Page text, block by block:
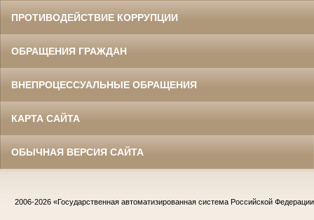
ПРОТИВОДЕЙСТВИЕ КОРРУПЦИИ
ОБРАЩЕНИЯ ГРАЖДАН
ВНЕПРОЦЕССУАЛЬНЫЕ ОБРАЩЕНИЯ
КАРТА САЙТА
ОБЫЧНАЯ ВЕРСИЯ САЙТА
2006-2026 «Государственная автоматизированная система Российской